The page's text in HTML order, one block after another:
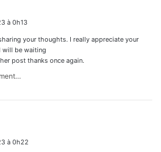
à 0h13
your thoughts. I really appreciate your
will be waiting
post thanks once again.
t à 0h22